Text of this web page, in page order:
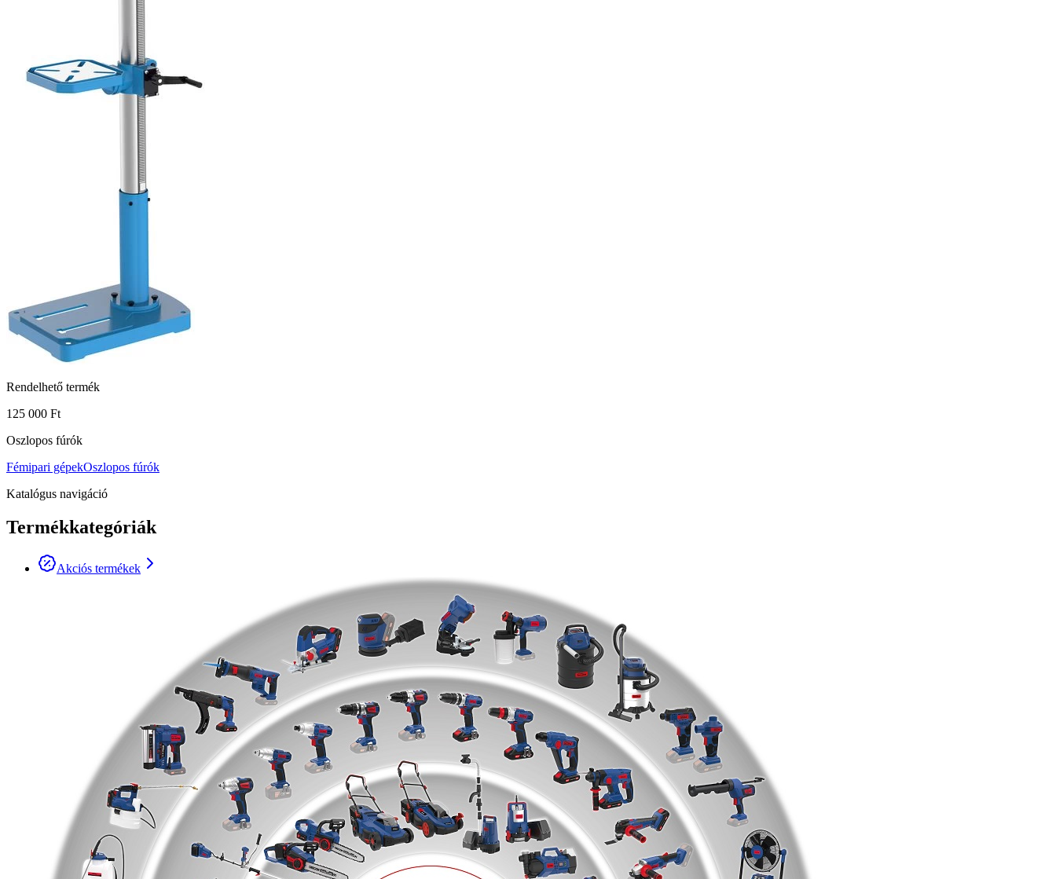
Rendelhető termék
125 000 Ft
Oszlopos fúrók
Fémipari gépekOszlopos fúrók
Katalógus navigáció
Termékkategóriák
Akciós termékek